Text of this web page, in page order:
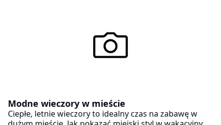
Modne wieczory w mieście
Ciepłe, letnie wieczory to idealny czas na zabawę w